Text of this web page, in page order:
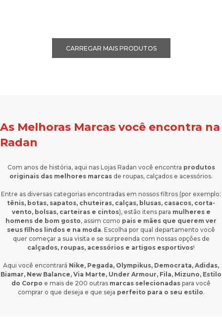
As Melhoras Marcas você encontra na
Radan
Com anos de história, aqui nas Lojas Radan você encontra produtos
originais das melhores marcas de roupas, calçados e acessórios.
Entre as diversas categorias encontradas em nossos filtros (por exemplo:
tênis, botas, sapatos, chuteiras, calças, blusas, casacos, corta-
vento, bolsas, carteiras e cintos), estão itens para mulheres e
homens de bom gosto, assim como pais e mães que querem ver
seus filhos lindos e na moda. Escolha por qual departamento você
quer começar a sua visita e se surpreenda com nossas opções de
calçados, roupas, acessórios e artigos esportivos!
Aqui você encontrará Nike, Pegada, Olympikus, Democrata, Adidas,
Biamar, New Balance, Via Marte, Under Armour, Fila, Mizuno, Estilo
do Corpo e mais de 200 outras marcas selecionadas para você
comprar o que deseja e que seja perfeito para o seu estilo.